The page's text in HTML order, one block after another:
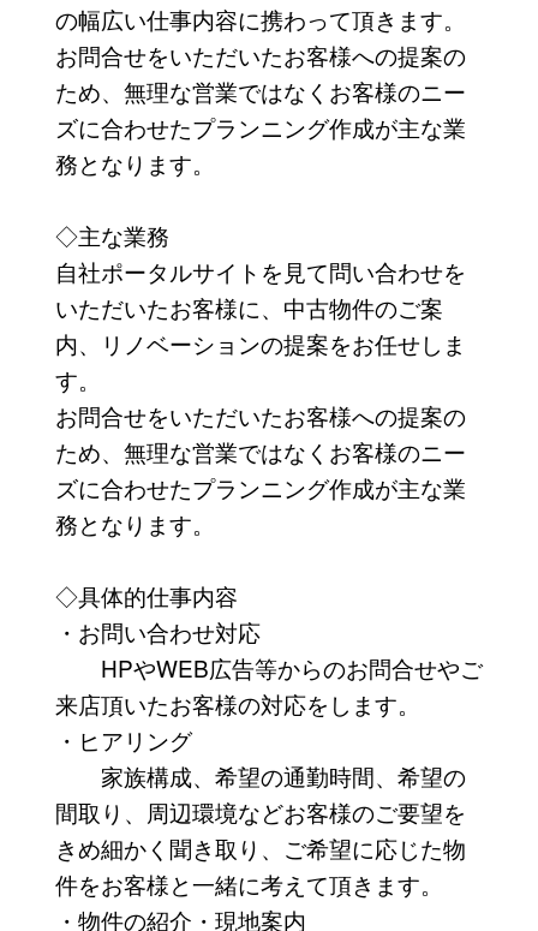
の幅広い仕事内容に携わって頂きます。
お問合せをいただいたお客様への提案の
ため、無理な営業ではなくお客様のニー
ズに合わせたプランニング作成が主な業
務となります。
◇主な業務
自社ポータルサイトを見て問い合わせを
いただいたお客様に、中古物件のご案
内、リノベーションの提案をお任せしま
す。
お問合せをいただいたお客様への提案の
ため、無理な営業ではなくお客様のニー
ズに合わせたプランニング作成が主な業
務となります。
◇具体的仕事内容
・お問い合わせ対応
HPやWEB広告等からのお問合せやご
来店頂いたお客様の対応をします。
・ヒアリング
家族構成、希望の通勤時間、希望の
間取り、周辺環境などお客様のご要望を
きめ細かく聞き取り、ご希望に応じた物
件をお客様と一緒に考えて頂きます。
・物件の紹介・現地案内